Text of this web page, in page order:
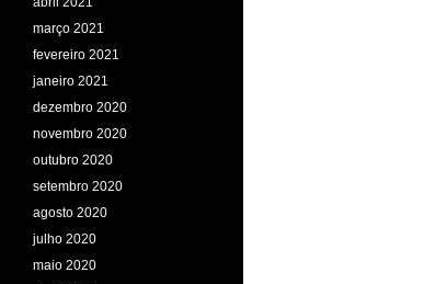
março 2021
fevereiro 2021
janeiro 2021
dezembro 2020
novembro 2020
outubro 2020
setembro 2020
agosto 2020
julho 2020
maio 2020